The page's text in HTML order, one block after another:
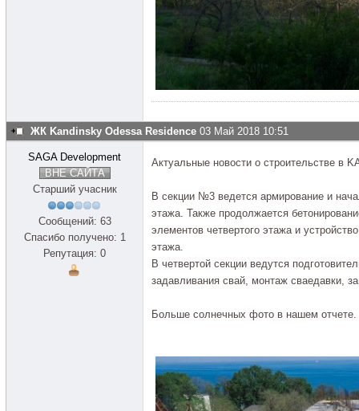
ЖК Kandinsky Odessa Residence 03 Май 2018 10:51
SAGA Development
ВНЕ САЙТА
Старший учасник
Сообщений: 63
Спасибо получено: 1
Репутация: 0
Актуальные новости о строительстве в
В секции №3 ведется армирование и
этажа. Также продолжается
элементов четвертого этажа и
этажа.
В четвертой секции ведутся
задавливания свай, монтаж сваедавки,
Больше солнечных фото в нашем отчете.